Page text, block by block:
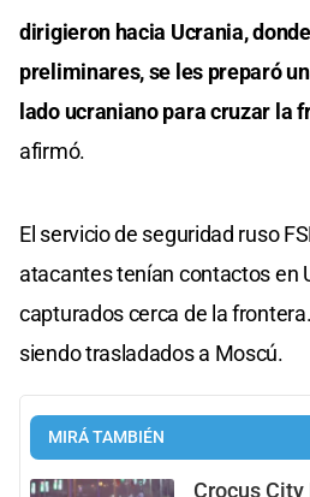
dirigieron hacia Ucrania,
preliminares, se les preparó
lado ucraniano para cruzar la
afirmó.
El servicio de seguridad ruso
atacantes tenían contactos en
capturados cerca de la
siendo trasladados a Moscú.
MIRÁ TAMBIÉN
Crocus City